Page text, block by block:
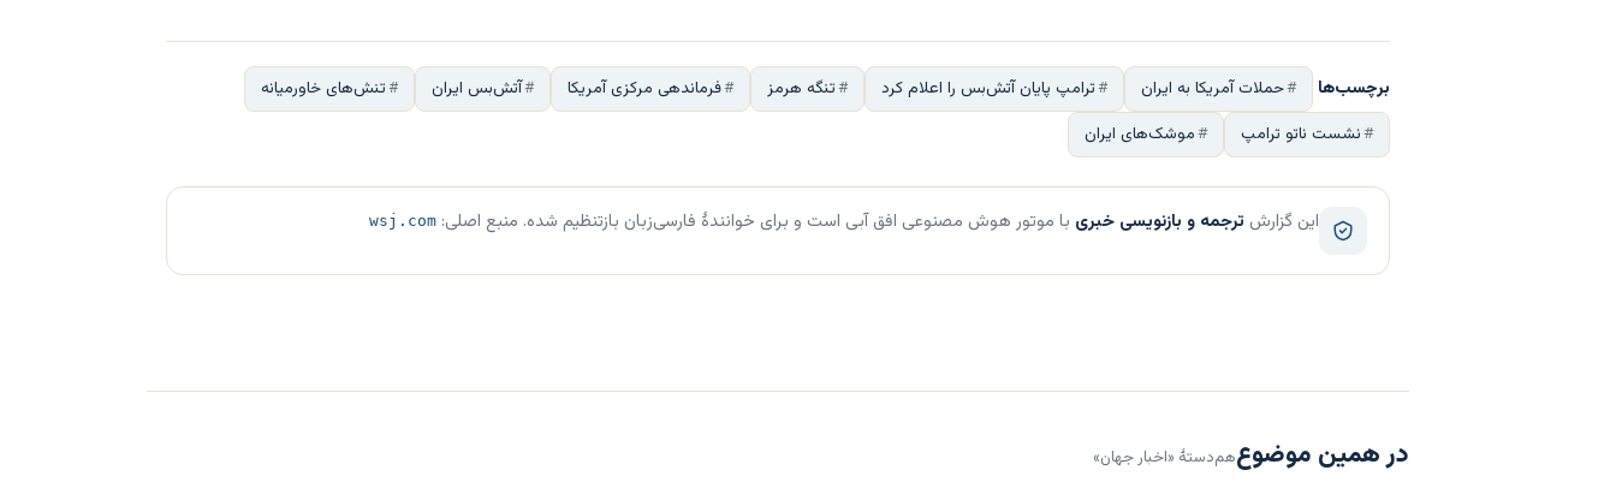
برچسب‌ها حملات آمریکا به ایران ترامپ پایان آتش‌بس را اعلام کرد تنگه هرمز فرماندهی مرکزی آمریکا آتش‌بس ایران
تنش‌های خاورمیانه
نشست ناتو ترامپ
موشک‌های ایران
این گزارش ترجمه و بازنویسی خبری با موتور هوش مصنوعی افق آبی است و برای خوانندهٔ فارسی‌زبان بازتنظیم شده. منبع اصلی: wsj.com
در همین موضوعهم‌دستهٔ «اخبار جهان»